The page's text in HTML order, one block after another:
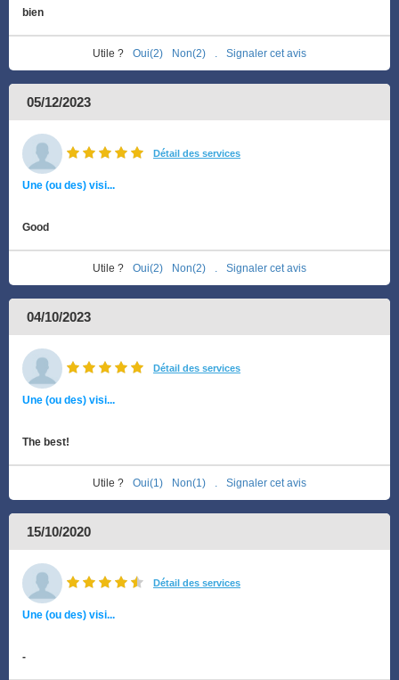
bien
Utile ? Oui(2) Non(2) Signaler cet avis
05/12/2023
Détail des services
Une (ou des) visi...
Good
Utile ? Oui(2) Non(2) Signaler cet avis
04/10/2023
Détail des services
Une (ou des) visi...
The best!
Utile ? Oui(1) Non(1) Signaler cet avis
15/10/2020
Détail des services
Une (ou des) visi...
-